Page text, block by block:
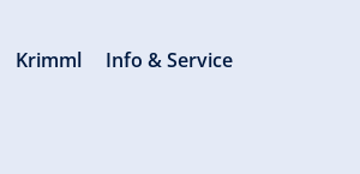
Krimml Info & Service